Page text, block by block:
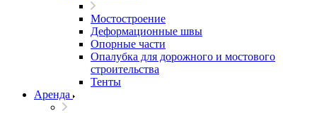
Мостостроение
Деформационные швы
Опорные части
Опалубка для дорожного и мостового
строительства
Тенты
Аренда